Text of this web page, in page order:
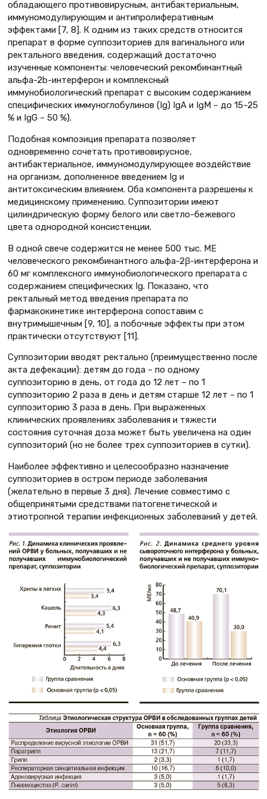
обладающего противовирусным, антибактериальным,
иммуномодулирующим и антипролиферативным
эффектами [7, 8]. К одним из таких средств относится
препарат в форме суппозиториев для вагинального или
ректального введения, содержащий достаточно
изученные компоненты: человеческий рекомбинантный
альфа-2b-интерферон и комплексный
иммунобиологический препарат с высоким содержанием
специфических иммуноглобулинов (Ig) IgA и IgM – до 15–25
% и IgG – 50 %).
Подобная композиция препарата позволяет
одновременно сочетать противовирусное,
антибактериальное, иммуномодулирующее воздействие
на организм, дополненное введением Ig и
антитоксическим влиянием. Оба компонента разрешены к
медицинскому применению. Суппозитории имеют
цилиндрическую форму белого или светло-бежевого
цвета однородной консистенции.
В одной свече содержится не менее 500 тыс. МЕ
человеческого рекомбинантного альфа-2β-интерферона и
60 мг комплексного иммунобиологического препарата с
содержанием специфических Ig. Показано, что
ректальный метод введения препарата по
фармакокинетике интерферона сопоставим с
внутримышечным [9, 10], а побочные эффекты при этом
практически отсутствуют [11].
Суппозитории вводят ректально (преимущественно после
акта дефекации): детям до года – по одному
суппозиторию в день, от года до 12 лет – по 1
суппозиторию 2 раза в день и детям старше 12 лет – по 1
суппозиторию 3 раза в день. При выраженных
клинических проявлениях заболевания и тяжести
состояния суточная доза может быть увеличена на один
суппозиторий (но не более трех суппозиториев в сутки).
Наиболее эффективно и целесообразно назначение
суппозиториев в остром периоде заболевания
(желательно в первые 3 дня). Лечение совместимо с
общепринятыми средствами патогенетической и
этиотропной терапии инфекционных заболеваний у детей.